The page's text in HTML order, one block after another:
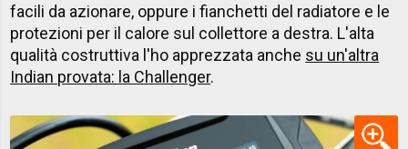
facili da azionare, oppure i fianchetti del radiatore e le
protezioni per il calore sul collettore a destra. L'alta
qualità costruttiva l'ho apprezzata anche su un'altra
Indian provata: la Challenger.